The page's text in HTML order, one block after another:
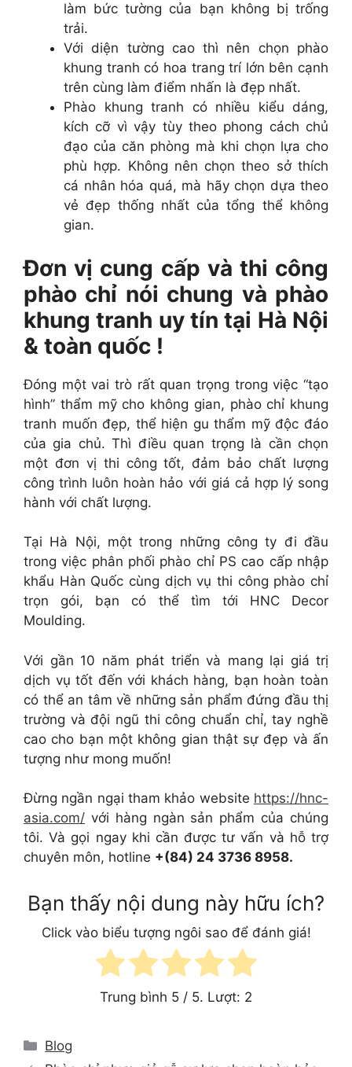
làm bức tường của bạn không bị trống
trải.
Với diện tường cao thì nên chọn phào
khung tranh có hoa trang trí lớn bên cạnh
trên cùng làm điểm nhấn là đẹp nhất.
Phào khung tranh có nhiều kiểu dáng,
kích cỡ vì vậy tùy theo phong cách chủ
đạo của căn phòng mà khi chọn lựa cho
phù hợp. Không nên chọn theo sở thích
cá nhân hóa quá, mà hãy chọn dựa theo
vẻ đẹp thống nhất của tổng thể không
gian.
Đơn vị cung cấp và thi công
phào chỉ nói chung và phào
khung tranh uy tín tại Hà Nội
& toàn quốc !
Đóng một vai trò rất quan trọng trong việc “tạo
hình” thẩm mỹ cho không gian, phào chỉ khung
tranh muốn đẹp, thể hiện gu thẩm mỹ độc đáo
của gia chủ. Thì điều quan trọng là cần chọn
một đơn vị thi công tốt, đảm bảo chất lượng
công trình luôn hoàn hảo với giá cả hợp lý song
hành với chất lượng.
Tại Hà Nội, một trong những công ty đi đầu
trong việc phân phối phào chỉ PS cao cấp nhập
khẩu Hàn Quốc cùng dịch vụ thi công phào chỉ
trọn gói, bạn có thể tìm tới HNC Decor
Moulding.
Với gần 10 năm phát triển và mang lại giá trị
dịch vụ tốt đến với khách hàng, bạn hoàn toàn
có thể an tâm về những sản phẩm đứng đầu thị
trường và đội ngũ thi công chuẩn chỉ, tay nghề
cao cho bạn một không gian thật sự đẹp và ấn
tượng như mong muốn!
Đừng ngần ngại tham khảo website https://hnc-
asia.com/ với hàng ngàn sản phẩm của chúng
tôi. Và gọi ngay khi cần được tư vấn và hỗ trợ
chuyên môn, hotline +(84) 24 3736 8958.
Bạn thấy nội dung này hữu ích?
Click vào biểu tượng ngôi sao để đánh giá!
Trung bình 5 / 5. Lượt: 2
Categories
Blog